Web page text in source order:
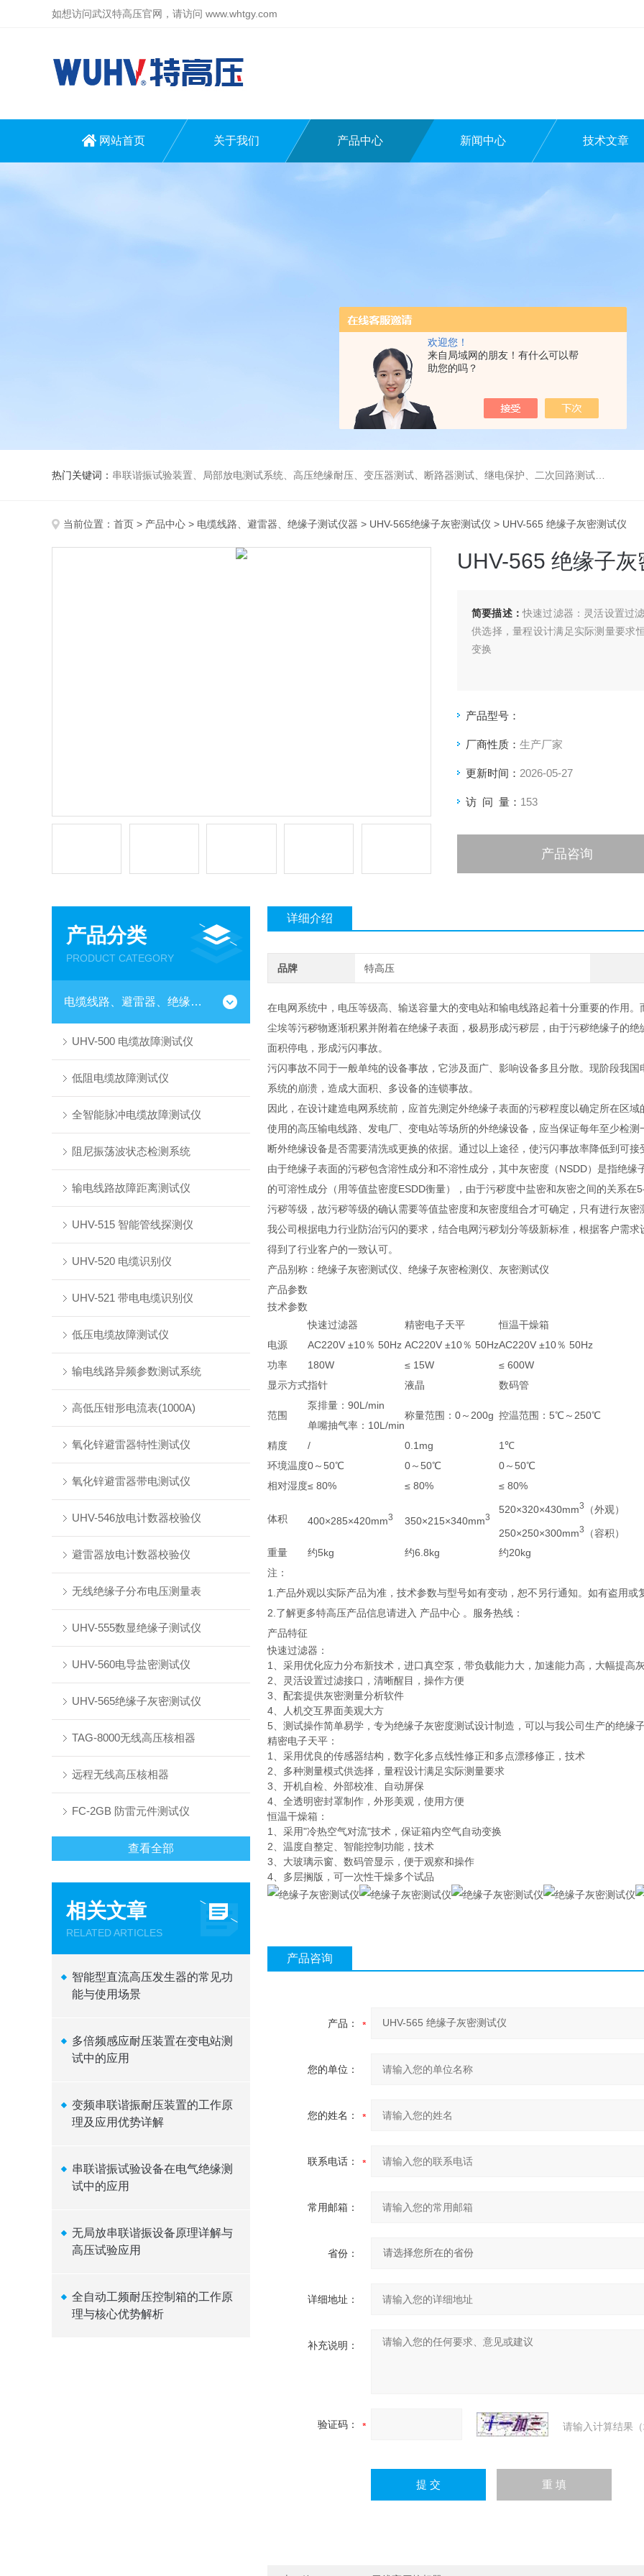
欢迎您！
来自局域网的朋友！有什么可以帮
助您的吗？
如想访问武汉特高压官网，请访问 www.whtgy.com
网站首页 关于我们 产品中心 新闻中心 技术文章
热门关键词： 串联谐振试验装置、局部放电测试系统、高压绝缘耐压、变压器测试、断路器测试、继电保护、二次回路测试、电
当前位置： 首页 > 产品中心 > 电缆线路、避雷器、绝缘子测试仪器 > UHV-565绝缘子灰密测试仪 > UHV-565 绝缘子灰密测试仪
UHV-565 绝缘子
简要描述：快速过滤器：灵活设置过
供选择，量程设计满足实际测量要求
变换
产品型号：
厂商性质： 生产厂家
更新时间： 2026-05-27
访 问 量： 153
产品咨询
产品分类
PRODUCT CATEGORY
电缆线路、避雷器、绝缘子测试仪器
UHV-500 电缆故障测试仪
低阻电缆故障测试仪
全智能脉冲电缆故障测试仪
阻尼振荡波状态检测系统
输电线路故障距离测试仪
UHV-515 智能管线探测仪
UHV-520 电缆识别仪
UHV-521 带电电缆识别仪
低压电缆故障测试仪
输电线路异频参数测试系统
高低压钳形电流表(1000A)
氧化锌避雷器特性测试仪
氧化锌避雷器带电测试仪
UHV-546放电计数器校验仪
避雷器放电计数器校验仪
无线绝缘子分布电压测量表
UHV-555数显绝缘子测试仪
UHV-560电导盐密测试仪
UHV-565绝缘子灰密测试仪
TAG-8000无线高压核相器
远程无线高压核相器
FC-2GB 防雷元件测试仪
查看全部
相关文章
RELATED ARTICLES
智能型直流高压发生器的常见功
能与使用场景
多倍频感应耐压装置在变电站测
试中的应用
变频串联谐振耐压装置的工作原
理及应用优势详解
串联谐振试验设备在电气绝缘测
试中的应用
无局放串联谐振设备原理详解与
高压试验应用
全自动工频耐压控制箱的工作原
理与核心优势解析
详细介绍
品牌 特高压
在电网系统中，电压等级高、输送容量大的变电站和输电线路起着十分重要的作用
尘埃等污秽物逐渐积累并附着在绝缘子表面，极易形成污秽层，由于污秽绝缘子的
面积停电，形成污闪事故。
污闪事故不同于一般单纯的设备事故，它涉及面广、影响设备多且分散。现阶段我
系统的崩溃，造成大面积、多设备的连锁事故。
因此，在设计建造电网系统前，应首先测定外绝缘子表面的污秽程度以确定所在区
使用的高压输电线路、发电厂、变电站等场所的外绝缘设备，应当保证每年至少检
断外绝缘设备是否需要清洗或更换的依据。通过以上途径，使污闪事故率降低到可
由于绝缘子表面的污秽包含溶性成分和不溶性成分，其中灰密度（NSDD）是指绝
的可溶性成分（用等值盐密度ESDD衡量），由于污秽度中盐密和灰密之间的关系
污秽等级，故污秽等级的确认需要等值盐密度和灰密度组合才可确定，只有进行灰
我公司根据电力行业防治污闪的要求，结合电网污秽划分等级新标准，根据客户需
得到了行业客户的一致认可。
产品别称：绝缘子灰密测试仪、绝缘子灰密检测仪、灰密测试仪
产品参数
技术参数
快速过滤器
精密电子天平
恒温干燥箱
电源
AC220V ±10％ 50Hz AC220V ±10％ 50HzAC220V ±10％ 50Hz
功率
180W ≤ 15W
≤ 600W
显示方式指针 液晶 数码管
范围
泵排量：90L/min
单嘴抽气率：10L/min
称量范围：0～200g 控温范围：5℃～250℃
精度 / 0.1mg
1℃
环境温度0～50℃ 0～50℃
0～50℃
相对湿度≤ 80% ≤ 80% ≤ 80%
体积 400×285×420mm3 350×215×340mm3
520×320×430mm3 （外观）
250×250×300mm3
（容积）
重量
约5kg 约6.8kg
约20kg
注：
1.产品外观以实际产品为准，技术参数与型号如有变动，恕不另行通知。如有盗用或
2.了解更多特高压产品信息请进入 产品中心 。服务热线：
产品特征
快速过滤器：
1、采用优化应力分布新技术，进口真空泵，带负载能力大，加速能力高，大幅提高
2、灵活设置过滤接口，清晰醒目，操作方便
3、配套提供灰密测量分析软件
4、人机交互界面美观大方
5、测试操作简单易学，专为绝缘子灰密度测试设计制造，可以与我公司生产的绝缘
精密电子天平：
1、采用优良的传感器结构，数字化多点线性修正和多点漂移修正，技术
2、多种测量模式供选择，量程设计满足实际测量要求
3、开机自检、外部校准、自动屏保
4、全透明密封罩制作，外形美观，使用方便
恒温干燥箱：
1、采用"冷热空气对流"技术，保证箱内空气自动变换
2、温度自整定、智能控制功能，技术
3、大玻璃示窗、数码管显示，便于观察和操作
4、多层搁版，可一次性干燥多个试品
产品咨询
产品：
您的单位：
您的姓名：
联系电话：
常用邮箱：
省份：
详细地址：
补充说明：
验证码： 请输入计算结果